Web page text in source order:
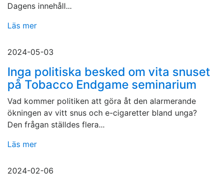
Dagens innehåll...
Läs mer
2024-05-03
Inga politiska besked om vita snuset
på Tobacco Endgame seminarium
Vad kommer politiken att göra åt den alarmerande
ökningen av vitt snus och e-cigaretter bland unga?
Den frågan ställdes flera...
Läs mer
2024-02-06